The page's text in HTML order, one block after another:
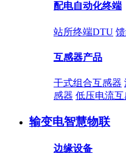
配电自动化终端
站所终端DTU
互感器产品
干式组合互感器
感器 低压电流互
输变电智慧物联
边缘设备